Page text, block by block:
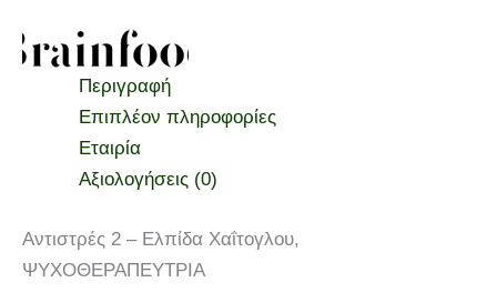
Περιγραφή
Επιπλέον πληροφορίες
Εταιρία
Αξιολογήσεις (0)
Αντιστρές 2 – Ελπίδα Χαΐτογλου,
ΨΥΧΟΘΕΡΑΠΕΥΤΡΙΑ